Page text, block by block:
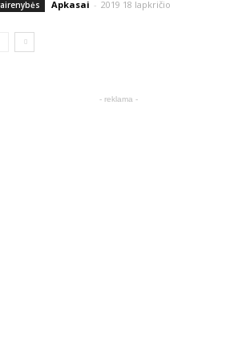
Apkasai - 2019 18 lapkričio
- reklama -